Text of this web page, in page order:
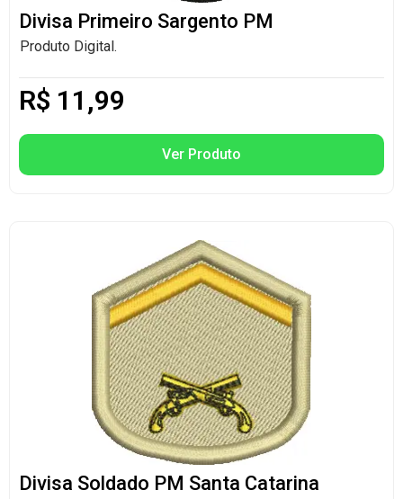
Divisa Primeiro Sargento PM
Produto Digital.
R$ 11,99
Ver Produto
Divisa Soldado PM Santa Catarina